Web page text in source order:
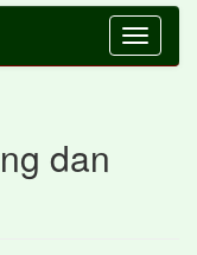
Toggle
dan